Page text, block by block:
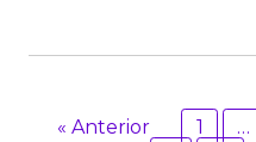
« Anterior 1 …